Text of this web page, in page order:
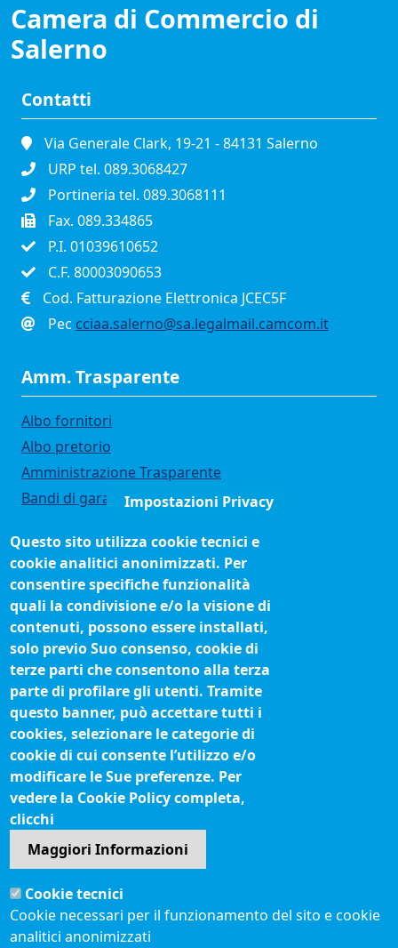
Camera di Commercio di
Salerno
Contatti
Via Generale Clark, 19-21 - 84131 Salerno
URP tel. 089.3068427
Portineria tel. 089.3068111
Fax. 089.334865
P.I. 01039610652
C.F. 80003090653
Cod. Fatturazione Elettronica JCEC5F
Pec cciaa.salerno@sa.legalmail.camcom.it
Amm. Trasparente
Albo fornitori
Albo pretorio
Amministrazione Trasparente
Bandi di gara
Concorsi e selezioni
Organigramma
Procedimenti (come fare per)
Siti tematici
Biblioteca camerale
Fatturazione elettronica
IBAN pagamenti alla CCIAA
Questionari soddisfazione utenti
Seguici su
Sito web
Accesso riservato
Mappa del sito
Impostazioni Privacy
Questo sito utilizza cookie tecnici e
cookie analitici anonimizzati. Per
consentire specifiche funzionalità
quali la condivisione e/o la visione di
contenuti, possono essere installati,
solo previo Suo consenso, cookie di
terze parti che consentono alla terza
parte di profilare gli utenti. Tramite
questo banner, può accettare tutti i
cookies, selezionare le categorie di
cookie di cui consente l’utilizzo e/o
modificare le Sue preferenze. Per
vedere la Cookie Policy completa,
clicchi
Maggiori Informazioni
Cookie tecnici
Cookie necessari per il funzionamento del sito e cookie
analitici anonimizzati